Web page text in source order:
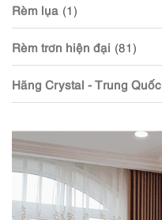
Rèm lụa (1)
Rèm trơn hiện đại (81)
Hãng Crystal - Trung Quốc